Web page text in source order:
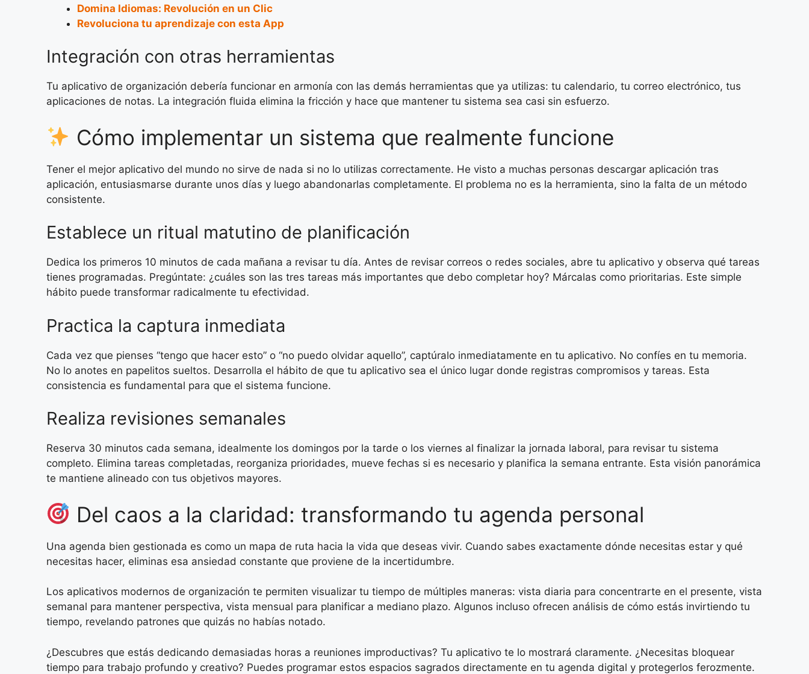
Domina Idiomas: Revolución en un Clic
Revoluciona tu aprendizaje con esta App
Integración con otras herramientas
Tu aplicativo de organización debería funcionar en armonía con las demás herramientas que ya utilizas: tu calendario, tu correo electrónico, tus
aplicaciones de notas. La integración fluida elimina la fricción y hace que mantener tu sistema sea casi sin esfuerzo.
Cómo implementar un sistema que realmente funcione
Tener el mejor aplicativo del mundo no sirve de nada si no lo utilizas correctamente. He visto a muchas personas descargar aplicación tras
aplicación, entusiasmarse durante unos días y luego abandonarlas completamente. El problema no es la herramienta, sino la falta de un método
consistente.
Establece un ritual matutino de planificación
Dedica los primeros 10 minutos de cada mañana a revisar tu día. Antes de revisar correos o redes sociales, abre tu aplicativo y observa qué tareas
tienes programadas. Pregúntate: ¿cuáles son las tres tareas más importantes que debo completar hoy? Márcalas como prioritarias. Este simple
hábito puede transformar radicalmente tu efectividad.
Practica la captura inmediata
Cada vez que pienses “tengo que hacer esto” o “no puedo olvidar aquello”, captúralo inmediatamente en tu aplicativo. No confíes en tu memoria.
No lo anotes en papelitos sueltos. Desarrolla el hábito de que tu aplicativo sea el único lugar donde registras compromisos y tareas. Esta
consistencia es fundamental para que el sistema funcione.
Realiza revisiones semanales
Reserva 30 minutos cada semana, idealmente los domingos por la tarde o los viernes al finalizar la jornada laboral, para revisar tu sistema
completo. Elimina tareas completadas, reorganiza prioridades, mueve fechas si es necesario y planifica la semana entrante. Esta visión panorámica
te mantiene alineado con tus objetivos mayores.
Del caos a la claridad: transformando tu agenda personal
Una agenda bien gestionada es como un mapa de ruta hacia la vida que deseas vivir. Cuando sabes exactamente dónde necesitas estar y qué
necesitas hacer, eliminas esa ansiedad constante que proviene de la incertidumbre.
Los aplicativos modernos de organización te permiten visualizar tu tiempo de múltiples maneras: vista diaria para concentrarte en el presente, vista
semanal para mantener perspectiva, vista mensual para planificar a mediano plazo. Algunos incluso ofrecen análisis de cómo estás invirtiendo tu
tiempo, revelando patrones que quizás no habías notado.
¿Descubres que estás dedicando demasiadas horas a reuniones improductivas? Tu aplicativo te lo mostrará claramente. ¿Necesitas bloquear
tiempo para trabajo profundo y creativo? Puedes programar estos espacios sagrados directamente en tu agenda digital y protegerlos ferozmente.